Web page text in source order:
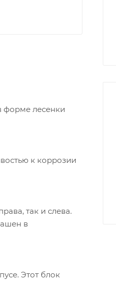
форме лесенки
к коррозии
так и слева.
в
Этот блок